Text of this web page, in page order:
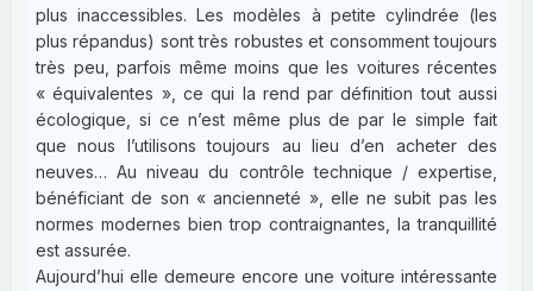
plus inaccessibles. Les modèles à petite cylindrée (les
plus répandus) sont très robustes et consomment toujours
très peu, parfois même moins que les voitures récentes
« équivalentes », ce qui la rend par définition tout aussi
écologique, si ce n’est même plus de par le simple fait
que nous l’utilisons toujours au lieu d’en acheter des
neuves… Au niveau du contrôle technique / expertise,
bénéficiant de son « ancienneté », elle ne subit pas les
normes modernes bien trop contraignantes, la tranquillité
est assurée.
Aujourd’hui elle demeure encore une voiture intéressante